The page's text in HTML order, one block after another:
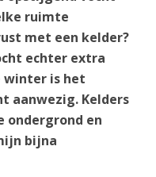
ruimte
met een kelder?
echter extra
winter is het
aanwezig. Kelders
ondergrond en
bijna